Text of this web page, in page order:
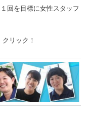
回を目標に女性スタッフ
ク！